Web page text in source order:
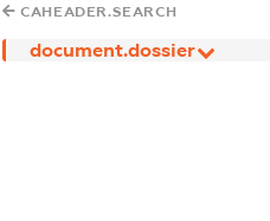
CAHEADER.SEARCH
document.dossier